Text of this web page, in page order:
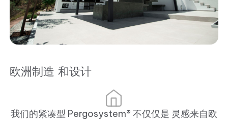
欧洲制造 和设计
我们的紧凑型 Pergosystem® 不仅仅是 灵感来自欧